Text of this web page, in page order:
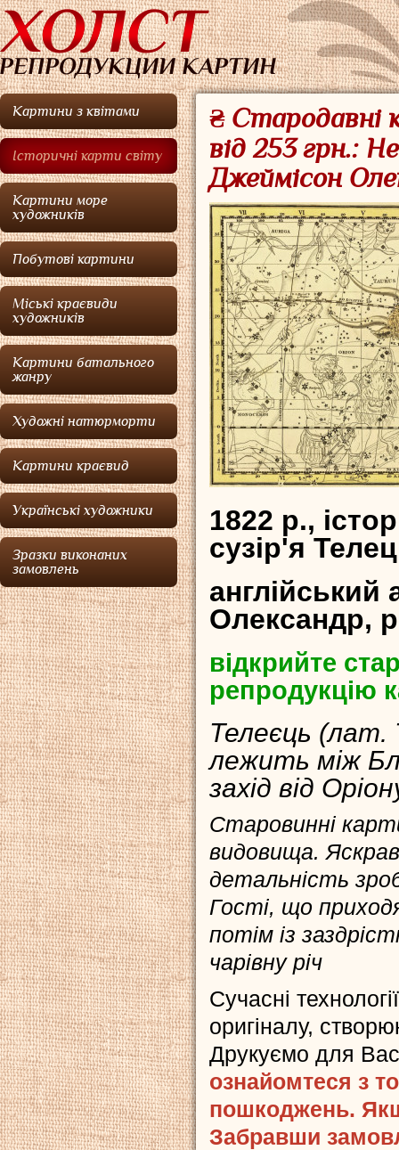
Картини з квітами
Історичні карти світу
Картини море
художників
Побутові картини
Міські краєвиди
художників
Картини батального
жанру
Художні натюрморти
Картини краєвид
Українські художники
Зразки виконаних
замовлень
₴ Стародавні
від 253 грн.:
Джеймісон
1822 р.,
сузір'я
Олександр,
відкрийте
репродукцію
Телеєць (лат.
лежить між
захід від
Старовинні
видовища.
детальність
Гості, що
потім із
чарівну річ
Сучасні
оригіналу,
Друкуємо для
ознайомтеся з
пошкоджень.
Забравши